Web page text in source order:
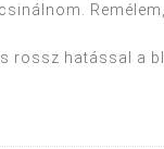
rossz hatással a